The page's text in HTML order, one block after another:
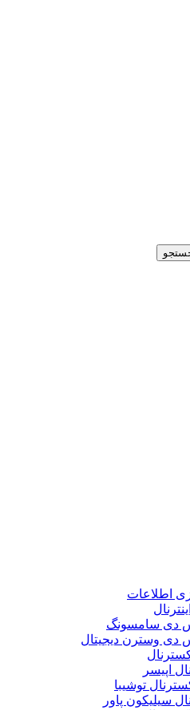
اطلاعات
دی سامسونگ
دی وسترن دیجیتال
اپیسر
توشیبا
سیلیکون پاور